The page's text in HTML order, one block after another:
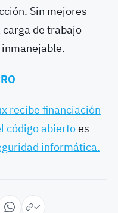
Sin mejores
de trabajo
recibe financiación
código abiertoes
informática.